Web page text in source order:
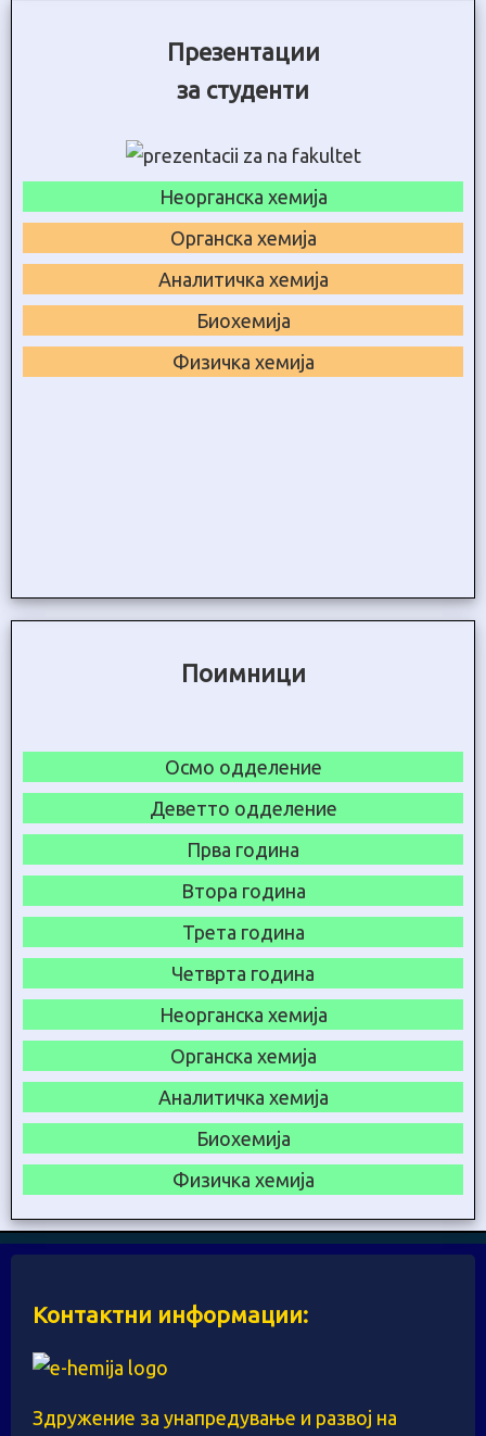
Презентации
за студенти
Неорганска хемија
Органска хемија
Аналитичка хемија
Биохемија
Физичка хемија
Поимници
Осмо одделение
Деветто одделение
Прва година
Втора година
Трета година
Четврта година
Неорганска хемија
Органска хемија
Аналитичка хемија
Биохемија
Физичка хемија
Контактни информации:
Здружение за унапредување и развој на